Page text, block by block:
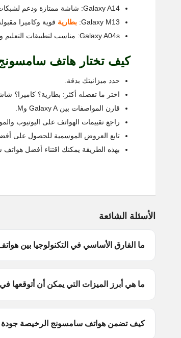
Galaxy A14: شاشة ممتازة ودعم لشبكات 5G.
Galaxy M13: بطارية قوية وكاميرا
Galaxy A04s: مناسب لتطبيقات التعليم وتصفح الإنترنت.
كيف تختار هاتف
حدد ميزانيتك بدقة.
اختر ما تفضله أكثر: بطارية؟ كاميرا؟
قارن المواصفات بين Galaxy A وM.
راجع تقييمات الهواتف على اليوتيوب
تابع العروض الموسمية للحصول على
بهذه الطريقة يمكنك اقتناء أفضل هواتف
الأسئلة الشائعة
ما الفارق الأساسي في التكنولوجيا بين
ما هي أبرز الميزات التي يمكن أن أتوقعها
كيف تضمن هواتف سامسونج الرخيصة جودة